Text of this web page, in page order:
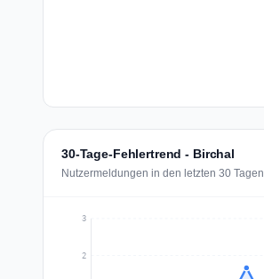
30-Tage-Fehlertrend - Birchal
Nutzermeldungen in den letzten 30 Tagen
2
3